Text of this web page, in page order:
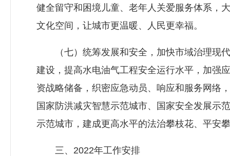
健全留守和困境儿童、老年人关爱服务体系，
文化空间，让城市更温暖、人民更幸福。
（七）统筹发展和安全，加快市域治理现代
建设，提高水电油气工程安全运行水平，加强
资战略储备，织密应急动员、响应和服务网络
国家防洪减灾智慧示范城市、国家安全发展示
示范城市，建成更高水平的法治攀枝花、平安
三、2022年工作安排